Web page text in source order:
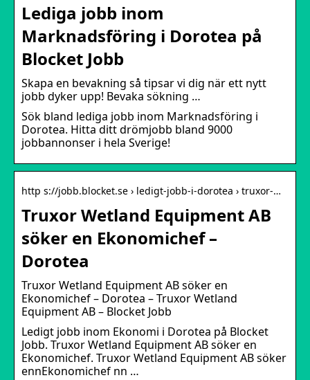
Lediga jobb inom
Marknadsföring i Dorotea på
Blocket Jobb
Skapa en bevakning så tipsar vi dig när ett nytt
jobb dyker upp! Bevaka sökning …
Sök bland lediga jobb inom Marknadsföring i
Dorotea. Hitta ditt drömjobb bland 9000
jobbannonser i hela Sverige!
http s://jobb.blocket.se › ledigt-jobb-i-dorotea › truxor-…
Truxor Wetland Equipment AB
söker en Ekonomichef –
Dorotea
Truxor Wetland Equipment AB söker en
Ekonomichef – Dorotea – Truxor Wetland
Equipment AB – Blocket Jobb
Ledigt jobb inom Ekonomi i Dorotea på Blocket
Jobb. Truxor Wetland Equipment AB söker en
Ekonomichef. Truxor Wetland Equipment AB söker
ennEkonomichef nn …